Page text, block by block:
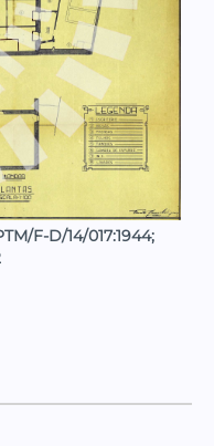
F-D/14/017:1944;